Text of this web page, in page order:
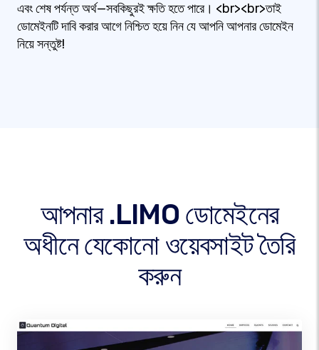
এবং শেষ পর্যন্ত অর্থ—সবকিছুরই ক্ষতি হতে পারে। <br><br>তাই
ডোমেইনটি দাবি করার আগে নিশ্চিত হয়ে নিন যে আপনি আপনার ডোমেইন
নিয়ে সন্তুষ্ট!
আপনার .LIMO ডোমেইনের
অধীনে যেকোনো ওয়েবসাইট তৈরি
করুন